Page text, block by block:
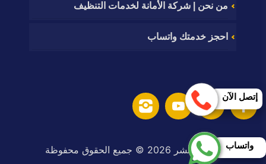
من نحن | شركة الأمانة لخدمات التنظيف
احجز خدمتك واتساب
حقوق النشر 2026 © جميع الحقوق محفوظة
إتصل الآن
واتساب